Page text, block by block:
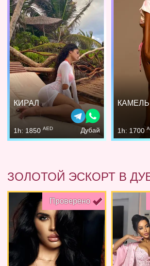
КИРАЛ
1h: 1850 AED Дубай
КАМЕЛЬ
1h: 1700
ЗОЛОТОЙ ЭСКОРТ В
Проверено